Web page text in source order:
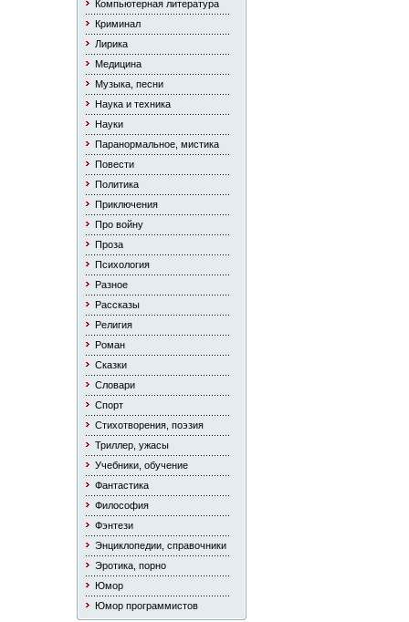
Компьютерная литература
Криминал
Лирика
Медицина
Музыка, песни
Наука и техника
Науки
Паранормальное, мистика
Повести
Политика
Приключения
Про войну
Проза
Психология
Разное
Рассказы
Религия
Роман
Сказки
Словари
Спорт
Стихотворения, поэзия
Триллер, ужасы
Учебники, обучение
Фантастика
Философия
Фэнтези
Энциклопедии, справочники
Эротика, порно
Юмор
Юмор программистов